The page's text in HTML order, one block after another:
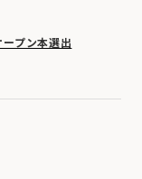
プン本選出